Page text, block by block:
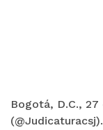
Bogotá, D.C.,